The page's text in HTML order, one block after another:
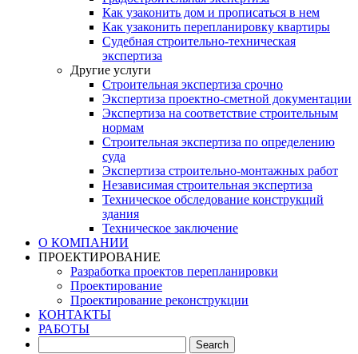
Как узаконить дом и прописаться в нем
Как узаконить перепланировку квартиры
Судебная строительно-техническая
экспертиза
Другие услуги
Строительная экспертиза срочно
Экспертиза проектно-сметной документации
Экспертиза на соответствие строительным
нормам
Строительная экспертиза по определению
суда
Экспертиза строительно-монтажных работ
Независимая строительная экспертиза
Техническое обследование конструкций
здания
Техническое заключение
О КОМПАНИИ
ПРОЕКТИРОВАНИЕ
Разработка проектов перепланировки
Проектирование
Проектирование реконструкции
КОНТАКТЫ
РАБОТЫ